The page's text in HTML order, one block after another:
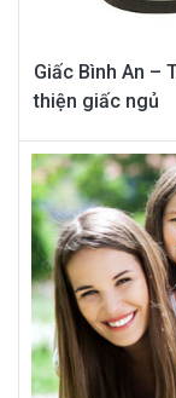
Giấc Bình An –
thiện giấc ngủ